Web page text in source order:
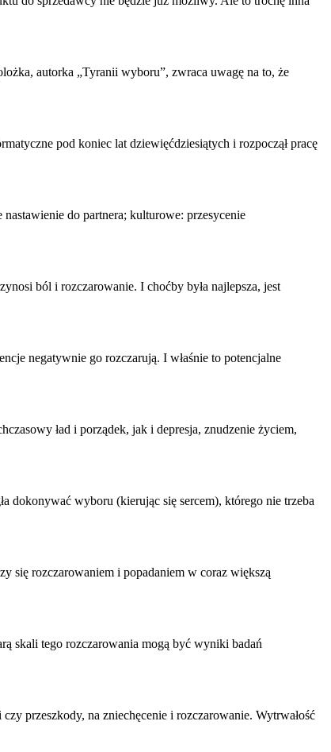
autorka „Tyranii wyboru”, zwraca uwagę na to, że
pod koniec lat dziewięćdziesiątych i rozpoczął pracę
do partnera; kulturowe: przesycenie
ból i rozczarowanie. I choćby była najlepsza, jest
negatywnie go rozczarują. I właśnie to potencjalne
ład i porządek, jak i depresja, znudzenie życiem,
dokonywać wyboru (kierując się sercem), którego nie trzeba
się rozczarowaniem i popadaniem w coraz większą
skali tego rozczarowania mogą być wyniki badań
przeszkody, na zniechęcenie i rozczarowanie. Wytrwałość